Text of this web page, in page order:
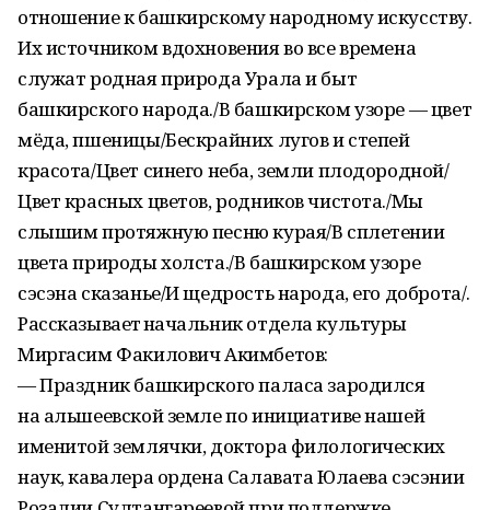
отношение к башкирскому народному искусству.
Их источником вдохновения во все времена
служат родная природа Урала и быт
башкирского народа./В башкирском узоре — цвет
мёда, пшеницы/Бескрайних лугов и степей
красота/Цвет синего неба, земли плодородной/
Цвет красных цветов, родников чистота./Мы
слышим протяжную песню курая/В сплетении
цвета природы холста./В башкирском узоре
сэсэна сказанье/И щедрость народа, его доброта/.
Рассказывает начальник отдела культуры
Миргасим Факилович Акимбетов:
— Праздник башкирского паласа зародился
на альшеевской земле по инициативе нашей
именитой землячки, доктора филологических
наук, кавалера ордена Салавата Юлаева сэсэнии